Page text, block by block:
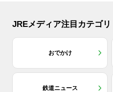
JREメディア注目カテゴリ
おでかけ
鉄道ニュース